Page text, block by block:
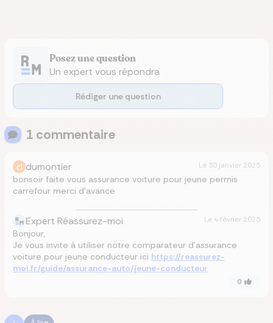
Posez une question
Un expert vous répondra
Rédiger une question
1 commentaire
d dumontier Le 30 janvier 2025
bonsoir faite vous assurance voiture pour jeune permis
carrefour merci d’avance
Expert Réassurez-moi Le 4 février 2025
Bonjour,
Je vous invite à utiliser notre comparateur d’assurance
voiture pour jeune conducteur ici https://reassurez-
moi.fr/guide/assurance-auto/jeune-conducteur
0